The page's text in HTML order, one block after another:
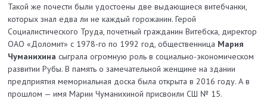
Такой же почести были удостоены две выдающиеся витебчанки,
которых знал едва ли не каждый горожанин. Герой
Социалистического Труда, почетный гражданин Витебска, директор
ОАО «Доломит» с 1978-го по 1992 год, общественница Мария
Чуманихина сыграла огромную роль в социально-экономическом
развитии Рубы. В память о замечательной женщине на здании
предприятия мемориальная доска была открыта в 2016 году. А в
прошлом — имя Марии Чуманихиной присвоили СШ № 15.